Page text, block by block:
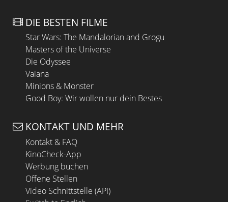
DIE BESTEN FILME
Star Wars: The Mandalorian and Grogu
Masters of the Universe
Die Odyssee
Vaiana
Minions & Monster
Good Boy: Wir wollen nur dein Bestes
KONTAKT UND MEHR
Kontakt & FAQ
KinoCheck-App
Werbung buchen
Offene Stellen
Video Schnittstelle (API)